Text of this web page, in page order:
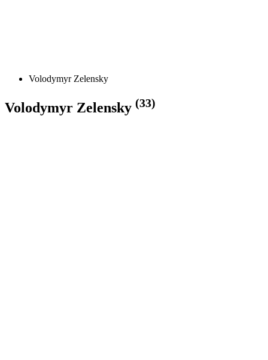
Volodymyr Zelensky
Volodymyr Zelensky (33)